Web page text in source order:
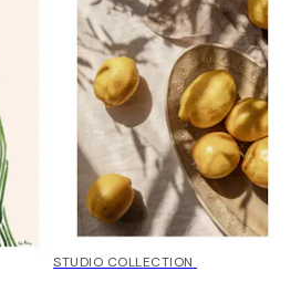
50%*
STUDIO COLLECTION